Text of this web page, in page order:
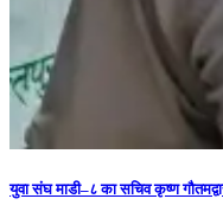
युवा संघ माडी–८ का सचिव कृष्ण